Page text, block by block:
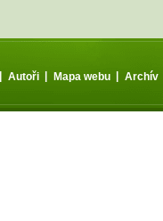
| Autoři | Mapa webu | Archív